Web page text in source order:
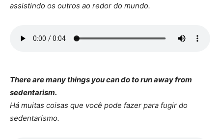
assistindo os outros ao redor do mundo.
There are many things you can do to run away from
sedentarism.
Há muitas coisas que você pode fazer para fugir do
sedentarismo.